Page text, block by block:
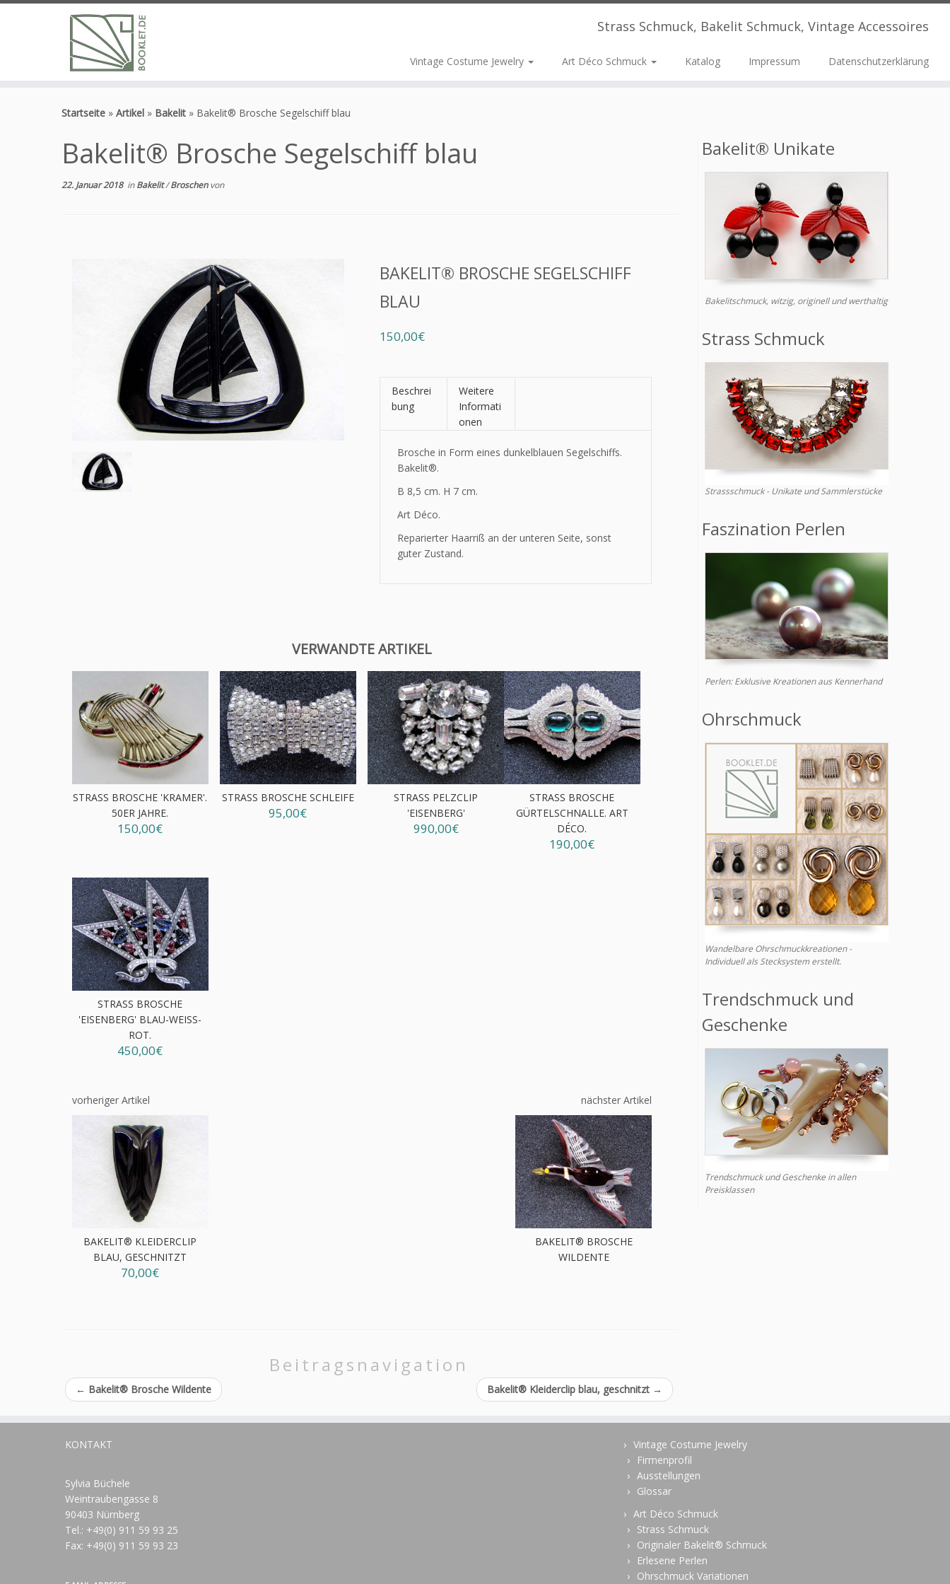
Strass Schmuck, Bakelit Schmuck, Vintage Accessoires
Vintage Costume Jewelry Art Déco Schmuck Katalog Impressum Datenschutzerklärung
Startseite » Artikel » Bakelit » Bakelit® Brosche Segelschiff blau
Bakelit® Brosche Segelschiff blau
22. Januar 2018inBakelit/Broschenvon
BAKELIT® BROSCHE SEGELSCHIFF
BLAU
150,00€
Beschrei
bung
Weitere
Informati
onen
Brosche in Form eines dunkelblauen Segelschiffs.
Bakelit®.
B 8,5 cm. H 7 cm.
Art Déco.
Reparierter Haarriß an der unteren Seite, sonst
guter Zustand.
VERWANDTE ARTIKEL
STRASS BROSCHE 'KRAMER'.
50ER JAHRE.
150,00€
STRASS BROSCHE SCHLEIFE
95,00€
STRASS PELZCLIP
'EISENBERG'
990,00€
STRASS BROSCHE
GÜRTELSCHNALLE. ART
DÉCO.
190,00€
STRASS BROSCHE
'EISENBERG' BLAU-WEISS-R
OT.
450,00€
vorheriger Artikel
BAKELIT® KLEIDERCLIP
BLAU, GESCHNITZT
70,00€
nächster Artikel
BAKELIT® BROSCHE
WILDENTE
Beitragsnavigation
← Bakelit® Brosche Wildente Bakelit® Kleiderclip blau, geschnitzt →
Bakelit® Unikate
Bakelitschmuck, witzig, originell und werthaltig
Strass Schmuck
Strassschmuck - Unikate und Sammlerstücke
Faszination Perlen
Perlen: Exklusive Kreationen aus Kennerhand
Ohrschmuck
Wandelbare Ohrschmuckkreationen -
Individuell als Stecksystem erstellt.
Trendschmuck und
Geschenke
Trendschmuck und Geschenke in allen
Preisklassen
KONTAKT
Sylvia Büchele
Weintraubengasse 8
90403 Nürnberg
Tel.: +49(0) 911 59 93 25
Fax: +49(0) 911 59 93 23
Vintage Costume Jewelry
Firmenprofil
Ausstellungen
Glossar
Art Déco Schmuck
Strass Schmuck
Originaler Bakelit® Schmuck
Erlesene Perlen
Ohrschmuck Variationen